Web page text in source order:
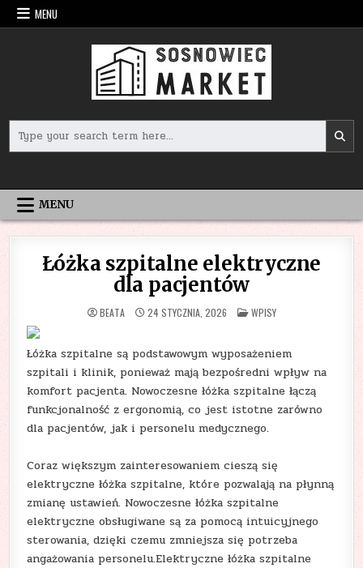
Skip
to
MENU
for:
MENU
Łóżka szpitalne elektryczne
dla pacjentów
BEATA 24 STYCZNIA, 2026 POSTED
IN
WPISY
Łóżka szpitalne są podstawowym wyposażeniem
szpitali i klinik, ponieważ mają bezpośredni wpływ na
komfort pacjenta. Nowoczesne łóżka szpitalne łączą
funkcjonalność z ergonomią, co jest istotne zarówno
dla pacjentów, jak i personelu medycznego.
Coraz większym zainteresowaniem cieszą się
elektryczne łóżka szpitalne, które pozwalają na płynną
zmianę ustawień. Nowoczesne łóżka szpitalne
elektryczne obsługiwane są za pomocą intuicyjnego
sterowania, dzięki czemu zmniejsza się potrzeba
angażowania personelu.Elektryczne łóżka szpitalne